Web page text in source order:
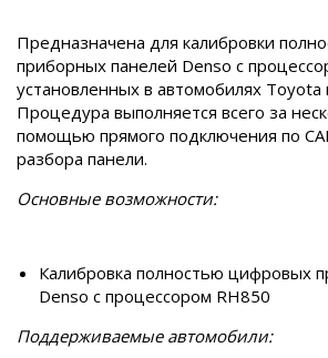
Предназначена для калибровки
приборных панелей Denso с
установленных в автомобилях Toyota
Процедура выполняется всего за
помощью прямого подключения по
разбора панели.
Основные возможности:
Калибровка полностью цифровых
Denso с процессором RH850
Поддерживаемые автомобили: